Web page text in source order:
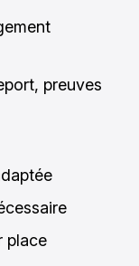
preuves
place